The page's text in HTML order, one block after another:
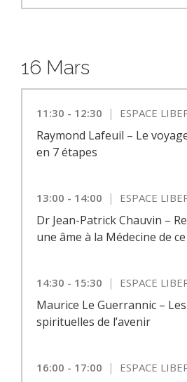
16 Mars
11:30 - 12:30 | ESPACE
Raymond Lafeuil – Le
en 7 étapes
13:00 - 14:00 | ESPACE
Dr Jean-Patrick Chauvin –
une âme à la Médecine de
14:30 - 15:30 | ESPACE
Maurice Le Guerrannic –
spirituelles de l’avenir
16:00 - 17:00 | ESPACE